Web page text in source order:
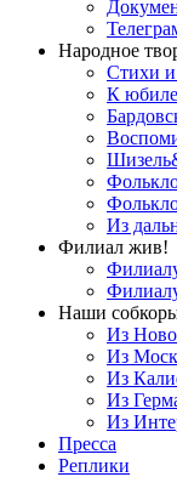
Народное
Стихи и
К
Из
Филиал жив!
Наши
Из
Из
Из
Из
Из
Пресса
Реплики